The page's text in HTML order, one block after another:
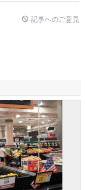
記事へのご意見